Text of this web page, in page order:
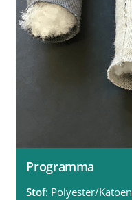
Programma
Stof: Polyester/Katoen